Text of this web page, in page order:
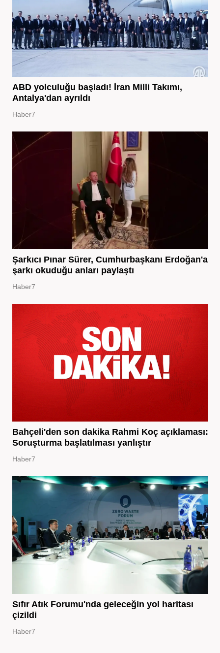
ABD yolculuğu başladı! İran Milli Takımı,
Antalya'dan ayrıldı
Haber7
Şarkıcı Pınar Sürer, Cumhurbaşkanı Erdoğan'a
şarkı okuduğu anları paylaştı
Haber7
Bahçeli'den son dakika Rahmi Koç açıklaması:
Soruşturma başlatılması yanlıştır
Haber7
Sıfır Atık Forumu'nda geleceğin yol haritası
çizildi
Haber7